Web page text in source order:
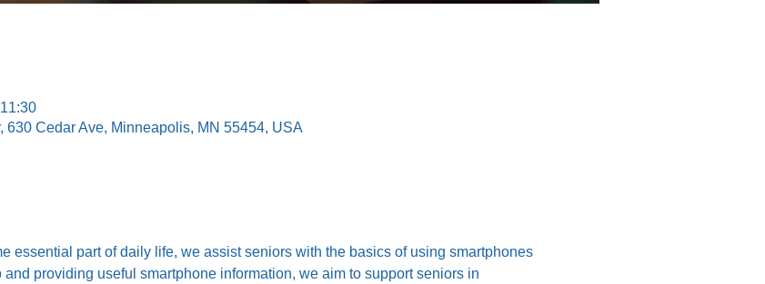
Cedar Ave, Minneapolis, MN 55454, USA
essential part of daily life, we assist seniors with the basics of using smartphones
providing useful smartphone information, we aim to support seniors in